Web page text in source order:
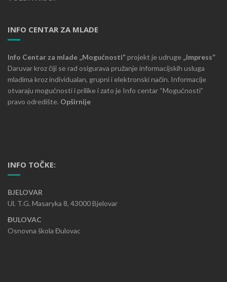
INFO CENTAR ZA MLADE
Info Centar za mlade „Mogućnosti“projekt je udruge „Impress“
Daruvar kroz čiji se rad osigurava pružanje informacijskih usluga
mladima kroz individualan, grupni i elektronski način. Informacije
otvaraju mogućnosti i prilike i zato je Info centar “Mogućnosti”
pravo odredište. Opširnije
INFO TOČKE:
BJELOVAR
Ul. T.G. Masaryka 8, 43000 Bjelovar
ĐULOVAC
Osnovna škola Đulovac